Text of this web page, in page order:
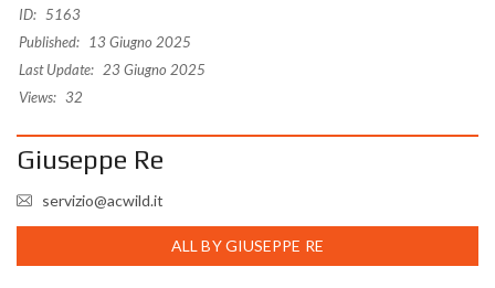
ID: 5163
Published:
13 Giugno 2025
Last Update: 23 Giugno 2025
Views: 32
Giuseppe Re
servizio@acwild.it
ALL BY GIUSEPPE RE